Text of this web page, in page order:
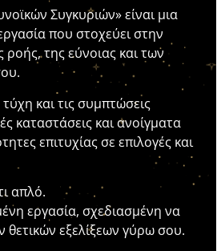
Συγκυριών» είναι μια
που στοχεύει στην
ροής, της εύνοιας και των
και τις συμπτώσεις
καταστάσεις και ανοίγματα
επιτυχίας σε επιλογές και
απλό.
εργασία, σχεδιασμένη να
θετικών εξελίξεων γύρω σου.